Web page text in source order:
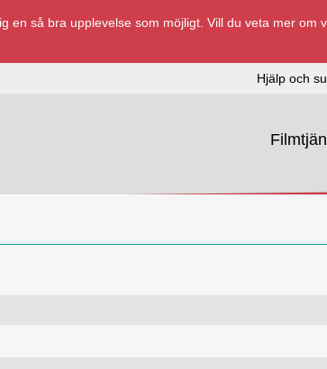
en så bra upplevelse som möjligt. Vill du veta mer om
Hjälp och